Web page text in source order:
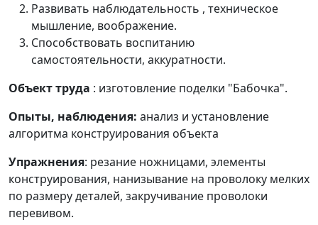
Развивать наблюдательность , техническое
мышление, воображение.
Способствовать воспитанию
самостоятельности, аккуратности.
Объект труда : изготовление поделки "Бабочка".
Опыты, наблюдения: анализ и установление
алгоритма конструирования объекта
Упражнения: резание ножницами, элементы
конструирования, нанизывание на проволоку мелких
по размеру деталей, закручивание проволоки
перевивом.